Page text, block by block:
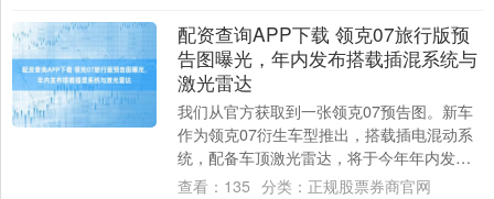
配资查询APP下载 领克07旅行版预
告图曝光，年内发布搭载插混系统与
激光雷达
我们从官方获取到一张领克07预告图。新车
作为领克07衍生车型推出，搭载插电混动系
统，配备车顶激光雷达，将于今年年内发
布。 预告图显示，新车整体延续领克07设计
查看： 135 分类： 正规股票券商官网